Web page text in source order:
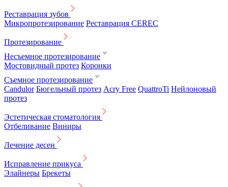
Реставрация зубов
Микропротезирование Реставрация CEREC
Протезирование
Несъемное протезирование
Мостовидный протез Коронки
Съемное протезирование
Candulor Бюгельный протез Acry Free QuattroTi Нейлоновый
протез
Эстетическая стоматология
Отбеливание Виниры
Лечение десен
Исправление прикуса
Элайнеры Брекеты